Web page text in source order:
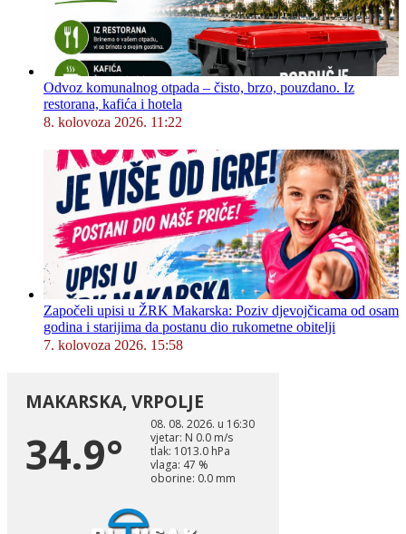
Odvoz komunalnog otpada – čisto, brzo, pouzdano. Iz
restorana, kafića i hotela
8. kolovoza 2026. 11:22
Započeli upisi u ŽRK Makarska: Poziv djevojčicama od osam
godina i starijima da postanu dio rukometne obitelji
7. kolovoza 2026. 15:58